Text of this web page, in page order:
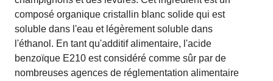
composé organique cristallin blanc solide qui est
soluble dans l'eau et légèrement soluble dans
l'éthanol. En tant qu'additif alimentaire, l'acide
benzoïque E210 est considéré comme sûr par de
nombreuses agences de réglementation alimentaire